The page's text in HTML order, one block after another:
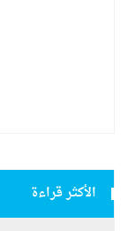
الأكثر قراءة